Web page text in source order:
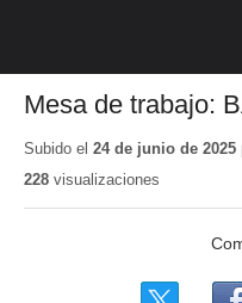
Mesa de trabajo:
Subido el 24 de junio de 2025
228 visualizaciones